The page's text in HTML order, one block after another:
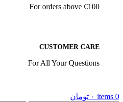
For orders above €100
CUSTOMER CARE
For All Your Questions
0
items ۰ تومان